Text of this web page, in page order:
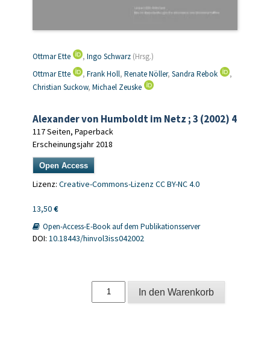
Ottmar Ette , Ingo Schwarz (Hrsg.)
Ottmar Ette
, Frank Holl, Renate Nöller, Sandra Rebok
,
Christian Suckow, Michael Zeuske
Alexander von Humboldt im Netz ; 3 (2002) 4
117 Seiten, Paperback
Erscheinungsjahr 2018
Open Access
Lizenz: Creative-Commons-Lizenz CC BY-NC 4.0
13,50€
Open-Access-E-Book auf dem Publikationsserver
DOI: 10.18443/hinvol3iss042002
In den Warenkorb